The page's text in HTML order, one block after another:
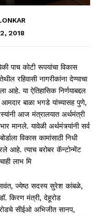
2018
पाच कोटी रूपयांचा विकास
रहिवासी नागरीकांना देण्याचा
या ऐतिहासिक निर्णयाबद्दल
बाळा भगडे यांच्यासह पुणे,
आज मंत्रालयात अर्थमंत्री
मानले. यावेळी अर्थमंत्र्यांनी सर्व
विकास कामांसाठी निधी
आहे. त्याच बरोबर कॅन्टोन्मेंट
लाभ मि
ज्येष्ठ सदस्य सुरेश कांबळे,
किरण मंत्री, देहूरोड
सीईओ अभिजीत सानप,